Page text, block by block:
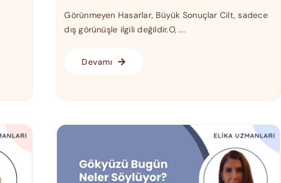
Görünmeyen Hasarlar, Büyük Sonuçlar Cilt, sadece
dış görünüşle ilgili değildir.O, ...
Devamı